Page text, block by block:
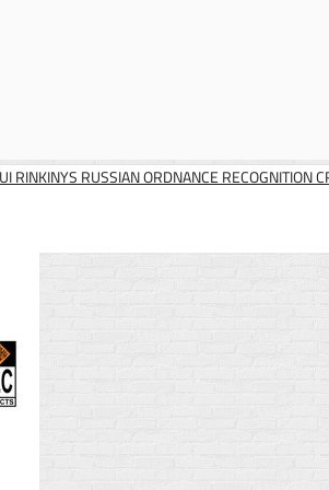
RINKINYS RUSSIAN ORDNANCE RECOGNITION